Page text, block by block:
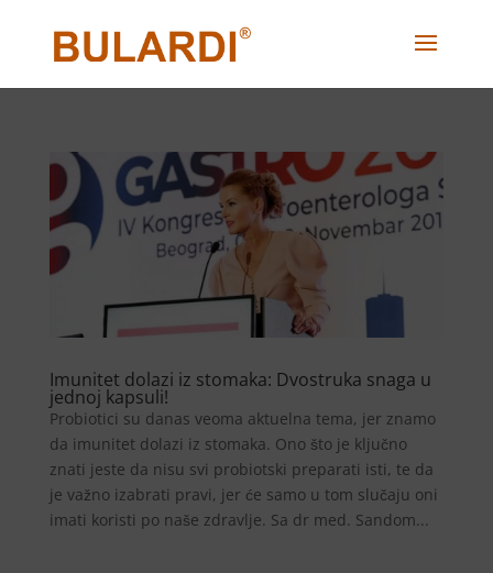
Imunitet dolazi iz stomaka: Dvostruka snaga u
jednoj kapsuli!
Probiotici su danas veoma aktuelna tema, jer znamo
da imunitet dolazi iz stomaka. Ono što je ključno
znati jeste da nisu svi probiotski preparati isti, te da
je važno izabrati pravi, jer će samo u tom slučaju oni
imati koristi po naše zdravlje. Sa dr med. Sandom...